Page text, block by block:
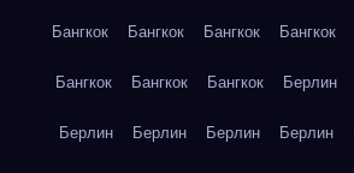
Бангкок Бангкок Бангкок Бангкок
Бангкок Бангкок Бангкок Берлин
Берлин Берлин Берлин Берлин